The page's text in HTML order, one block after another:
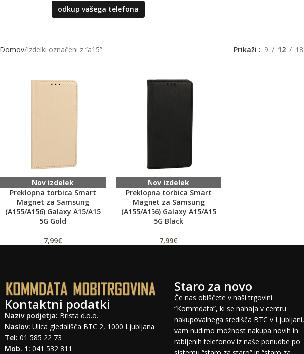
odkup vašega telefona
Domov Izdelki označeni z “a15” Prikaži 9 12 18
Nov izdelek
Preklopna torbica Smart
Magnet za Samsung
(A155/A156) Galaxy A15/A15
5G Gold
7,99€
Nov izdelek
Preklopna torbica Smart
Magnet za Samsung
(A155/A156) Galaxy A15/A15
5G Black
7,99€
Kontaktni podatki
Naziv podjetja: Brista d.o.o.
Naslov: Ulica gledališča BTC 2, 1000 Ljubljana
Tel: 01 585 22 73
Mob. 1: 041 532 811
Staro za novo
Če nas obiščete v naši trgovini
“Kommdata”, ki se nahaja v centru
nakupovalnega središča BTC v Ljubljani,
vam nudimo možnost nakupa novih in
rabljenih telefonov iz naše ponudbe po